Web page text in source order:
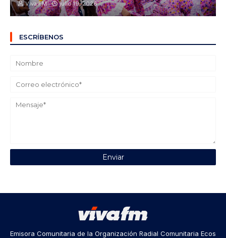
Viva FM julio 19, 2026
ESCRÍBENOS
Emisora Comunitaria de la Organización Radial Comunitaria Ecos